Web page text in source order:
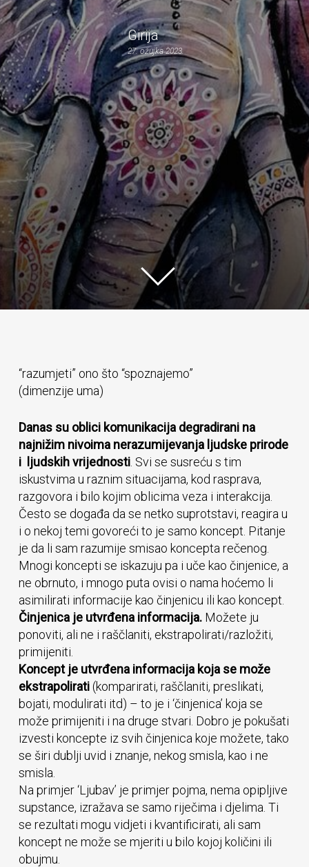
Girija
27. ožujka 2023.
“razumjeti” ono što “spoznajemo”
(dimenzije uma)
Danas su oblici komunikacija degradirani na
najnižim nivoima nerazumijevanja ljudske prirode
i ljudskih vrijednosti. Svi se susreću s tim
iskustvima u raznim situacijama, kod rasprava,
razgovora i bilo kojim oblicima veza i interakcija.
Često se događa da se netko suprotstavi, reagira u
i o nekoj temi govoreći to je samo koncept. Pitanje
je da li sam razumije smisao koncepta rečenog.
Mnogi koncepti se iskazuju pa i uče kao činjenice, a
ne obrnuto, i mnogo puta ovisi o nama hoćemo li
asimilirati informacije kao činjenicu ili kao koncept.
Činjenica je utvrđena informacija.Možete ju
ponoviti, ali ne i raščlaniti, ekstrapolirati/razložiti,
primijeniti.
Koncept je utvrđena informacija koja se može
ekstrapolirati(komparirati, raščlaniti, preslikati,
bojati, modulirati itd) – to je i ‘činjenica’ koja se
može primijeniti i na druge stvari. Dobro je pokušati
izvesti koncepte iz svih činjenica koje možete, tako
se širi dublji uvid i znanje, nekog smisla, kao i ne
smisla.
Na primjer ‘Ljubav’ je primjer pojma, nema opipljive
supstance, izražava se samo riječima i djelima. Ti
se rezultati mogu vidjeti i kvantificirati, ali sam
koncept ne može se mjeriti u bilo kojoj količini ili
obujmu.